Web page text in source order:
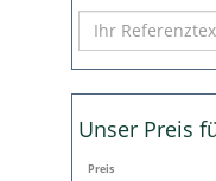
Unser Preis
Preis